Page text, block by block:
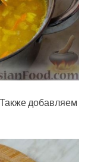
добавляем